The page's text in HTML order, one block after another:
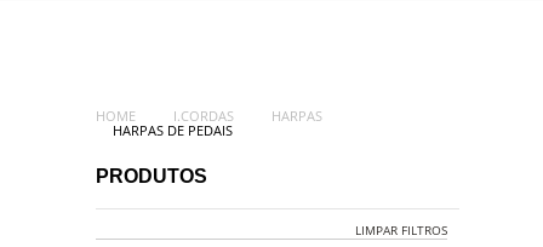
HOME I.CORDAS
HARPAS
HARPAS DE PEDAIS
PRODUTOS
LIMPAR FILTROS